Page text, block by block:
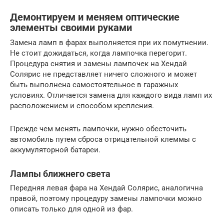
Демонтируем и меняем оптические
элементы своими руками
Замена ламп в фарах выполняется при их помутнении.
Не стоит дожидаться, когда лампочка перегорит.
Процедура снятия и замены лампочек на Хендай
Солярис не представляет ничего сложного и может
быть выполнена самостоятельное в гаражных
условиях. Отличается замена для каждого вида ламп их
расположением и способом крепления.
Прежде чем менять лампочки, нужно обесточить
автомобиль путем сброса отрицательной клеммы с
аккумуляторной батареи.
Лампы ближнего света
Передняя левая фара на Хендай Солярис, аналогична
правой, поэтому процедуру замены лампочки можно
описать только для одной из фар.